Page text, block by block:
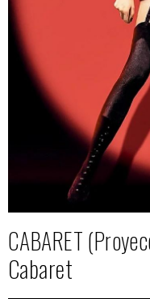
CABARET
Cabaret